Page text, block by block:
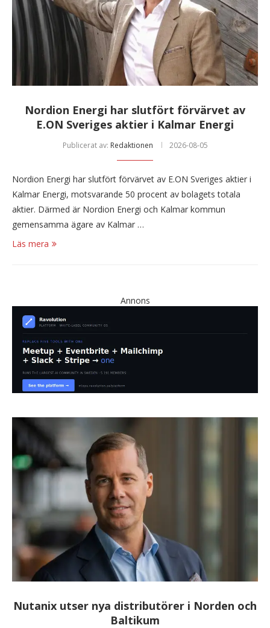
Nordion Energi har slutfört förvärvet av
E.ON Sveriges aktier i Kalmar Energi
Publicerat av: Redaktionen 2026-08-05
Nordion Energi har slutfört förvärvet av E.ON Sveriges aktier i
Kalmar Energi, motsvarande 50 procent av bolagets totala
aktier. Därmed är Nordion Energi och Kalmar kommun
gemensamma ägare av Kalmar …
Läs mera
Annons
Nutanix utser nya distributörer i Norden och
Baltikum